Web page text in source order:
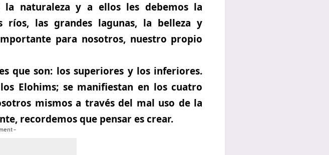
la naturaleza y a ellos les debemos la
las grandes lagunas, la belleza y
para nosotros, nuestro propio
que son: los superiores y los inferiores.
Elohims; se manifiestan en los cuatro
mismos a través del mal uso de la
recordemos que pensar es crear.
-